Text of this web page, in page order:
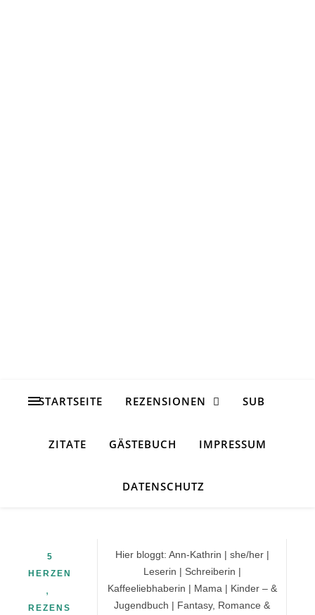
STARTSEITE REZENSIONEN SUB
ZITATE GÄSTEBUCH IMPRESSUM
DATENSCHUTZ
5
HERZEN
,
REZENSION
Hier bloggt: Ann-Kathrin | she/her |
Leserin | Schreiberin |
Kaffeeliebhaberin | Mama | Kinder – &
Jugendbuch | Fantasy, Romance &